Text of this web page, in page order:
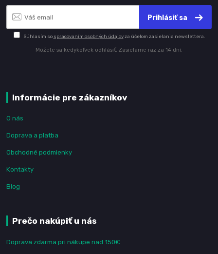
Prihlásiť sa
Súhlasím so spracovaním osobných údajovza účelom zasielania newslettera.
Môžete sa kedykoľvek odhlásiť. Zasielame raz za 14 dní.
Informácie pre zákazníkov
O nás
Doprava a platba
Obchodné podmienky
Kontakty
Blog
Prečo nakúpiť u nás
Doprava zdarma pri nákupe nad 150€